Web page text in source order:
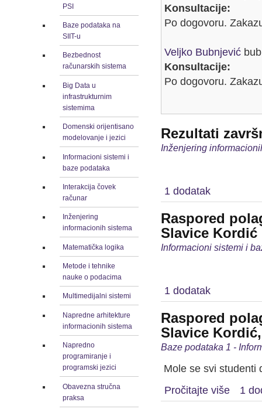
PSI
Baze podataka na
SIIT-u
Bezbednost
računarskih sistema
Big Data u
infrastrukturnim
sistemima
Domenski orijentisano
modelovanje i jezici
Informacioni sistemi i
baze podataka
Interakcija čovek
računar
Inženjering
informacionih sistema
Matematička logika
Metode i tehnike
nauke o podacima
Multimedijalni sistemi
Napredne arhitekture
informacionih sistema
Napredno
programiranje i
programski jezici
Obavezna stručna
praksa
Konsultacije:
Po dogovoru.
Veljko Bubnjević
Konsultacije:
Po dogovoru.
Rezultati
Inženjering
1 dodatak
Raspored
Slavice Kordić
Informacioni sistemi i
1 dodatak
Raspored
Slavice Kordić,
Baze podataka 1 -
Mole se svi studenti
Pročitajte više
1